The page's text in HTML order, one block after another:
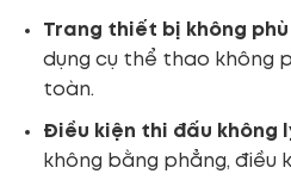
Trang thiết bị không phù
dụng cụ thể thao không
toàn.
Điều kiện thi đấu không
không bằng phẳng, điều